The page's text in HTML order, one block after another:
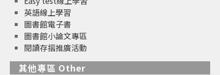
英語線上學習
圖書館電子書
圖書館小論文專區
閱讀存摺推廣活動
其他專區 Other